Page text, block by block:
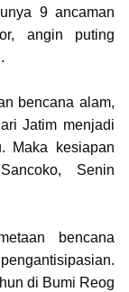
9 ancaman
angin puting
bencana alam,
Jatim menjadi
Maka kesiapan
Senin
bencana
di Bumi Reog